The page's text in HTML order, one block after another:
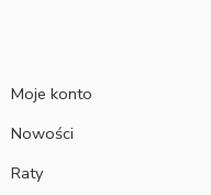
Moje konto
Nowości
Raty